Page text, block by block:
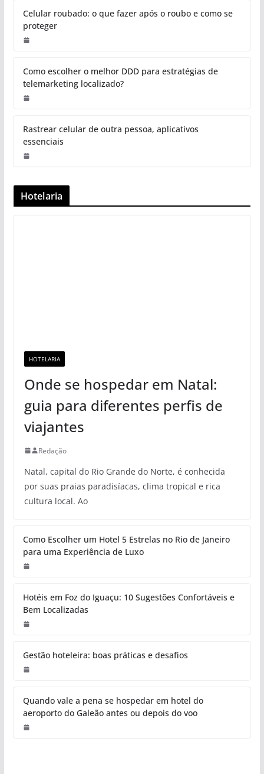
Celular roubado: o que fazer após o roubo e como se
proteger
Como escolher o melhor DDD para estratégias de
telemarketing localizado?
Rastrear celular de outra pessoa, aplicativos
essenciais
Hotelaria
HOTELARIA
Onde se hospedar em Natal:
guia para diferentes perfis de
viajantes
Redação
Natal, capital do Rio Grande do Norte, é conhecida
por suas praias paradisíacas, clima tropical e rica
cultura local. Ao
Como Escolher um Hotel 5 Estrelas no Rio de Janeiro
para uma Experiência de Luxo
Hotéis em Foz do Iguaçu: 10 Sugestões Confortáveis e
Bem Localizadas
Gestão hoteleira: boas práticas e desafios
Quando vale a pena se hospedar em hotel do
aeroporto do Galeão antes ou depois do voo